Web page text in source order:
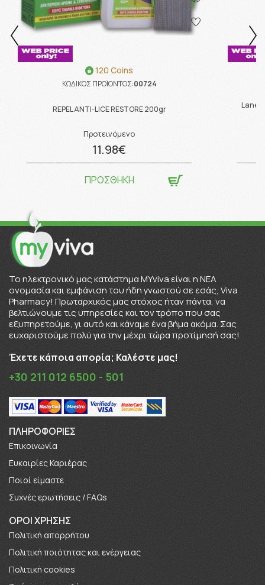
120 Coins
ΚΩΔΙΚΟΣ ΠΡΟΪΟΝΤΟΣ:00724
REPEL ANTI-LICE RESTORE 200gr
Προτεινόμενο
11.98€
ΠΡΟΣΘΗΚΗ
Lanes
To ηλεκτρονικό μας κατάστημα MYviva είναι η ΝΕΑ
ονομασία και εμφάνιση του ήδη γνωστού σε εσάς, Viva
Pharmacy! Πρωταρχικός μας στόχος ήταν πάντα, να
βελτιώνουμε τις υπηρεσίες και τον τρόπο που σας
εξυπηρετούμε, γι αυτό και κάναμε ένα βήμα ακόμα. Σας
ευχαριστούμε πολύ για την μέχρι τώρα προτίμησή σας!
Έχετε κάποια απορία; Καλέστε μας!
+30 211 012 6500 - 501
ΠΛΗΡΟΦΟΡΊΕΣ
Επικοινωνία
Ευκαιρίες Καριέρας
Πoιοί είμαστε
Συχνές ερωτήσεις / FAQs
ΟΡΟΙ ΧΡΗΣΗΣ
Πολιτική απορρήτου
Πολιτική ποιότητας και ενέργειας
Πολιτική cookies